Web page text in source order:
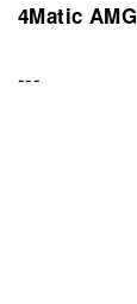
4Matic AMG
---